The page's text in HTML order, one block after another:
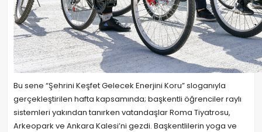
Bu sene “Şehrini Keşfet Gelecek Enerjini Koru” sloganıyla
gerçekleştirilen hafta kapsamında; başkentli öğrenciler raylı
sistemleri yakından tanırken vatandaşlar Roma Tiyatrosu,
Arkeopark ve Ankara Kalesi’ni gezdi. Başkentlilerin yoga ve